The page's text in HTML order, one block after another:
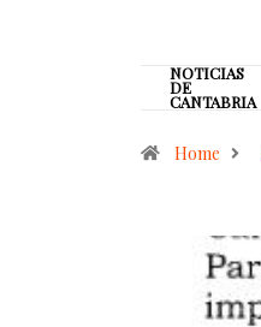
NOTICIAS
DE
CANTABRIA
Home